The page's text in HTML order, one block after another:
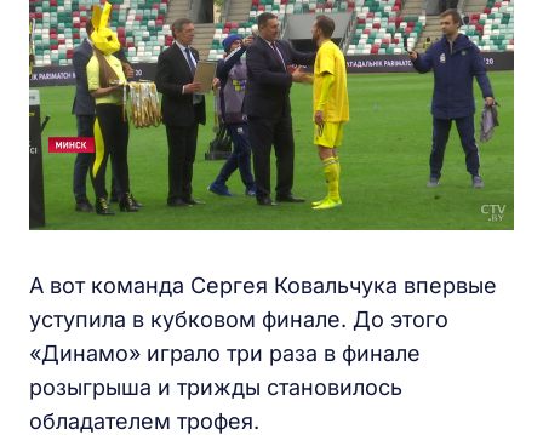
А вот команда Сергея Ковальчука впервые
уступила в кубковом финале. До этого
«Динамо» играло три раза в финале
розыгрыша и трижды становилось
обладателем трофея.